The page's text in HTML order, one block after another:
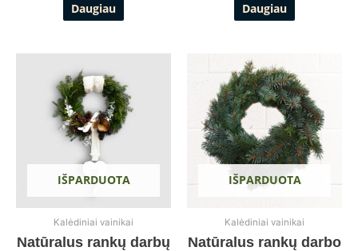
Daugiau Daugiau
IŠPARDUOTA
Kalėdiniai vainikai
Natūralus rankų darbų
IŠPARDUOTA
Kalėdiniai vainikai
Natūralus rankų darbo